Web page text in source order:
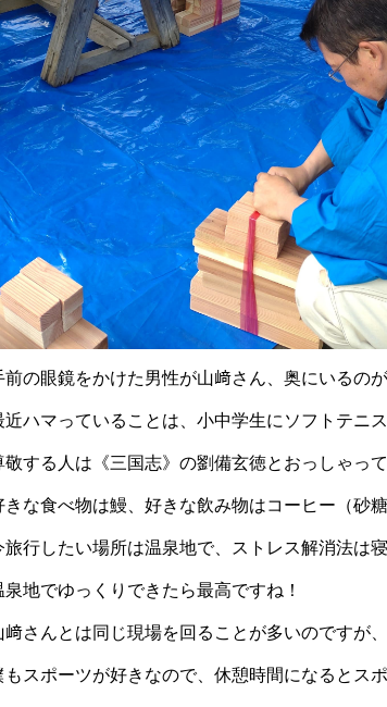
前の眼鏡をかけた男性が山﨑さん、奥にいるのが
近ハマっていることは、小中学生にソフトテニ
敬する人は《三国志》の劉備玄徳とおっしゃって
きな食べ物は鰻、好きな飲み物はコーヒー（砂
旅行したい場所は温泉地で、ストレス解消法は寝
泉地でゆっくりできたら最高ですね！
﨑さんとは同じ現場を回ることが多いのですが
もスポーツが好きなので、休憩時間になるとス